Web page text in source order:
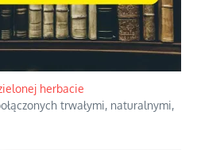
herbacie
trwałymi, naturalnymi,